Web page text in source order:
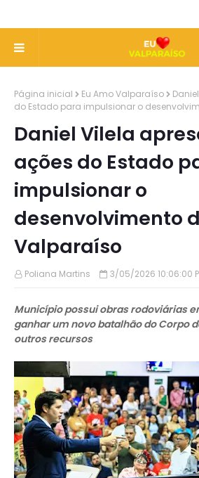
Página inicial Eu Amo Valparaíso
do Estado para impulsionar o
Daniel Vilela
ações do Estado
impulsionar o
desenvolvimento
Valparaíso
Poliana Martins 3/05/2026 10:06:00
Município possui obras rodoviárias
ganhar um novo batalhão do Corpo
outros recursos